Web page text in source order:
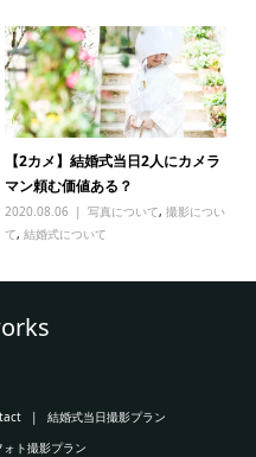
【2カメ】結婚式当日2人にカメラ
マン頼む価値ある？
2020.08.06 写真について,撮影につい
て,結婚式について
結婚式当日撮影プラン
ト撮影プラン